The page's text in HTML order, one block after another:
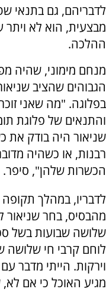
לדבריהם, גם בתנאי
מבצעית, הוא לא
ההלכה.
מנחם מימוני, שהיה
הגבוהים שהציב
בפלוגה. "מה שאני
והתנאים של פלוגת
שניאור היה בודק
רבנות, או כשהיה
הכשרות שלהן", סיפר.
לדבריו, במהלך
מהבסיס, בחר
שלושה שבועות בשל
לוחם קרבי חי שלושה
וירקות. הייתי מדבר
מגיע האוכל כי אם